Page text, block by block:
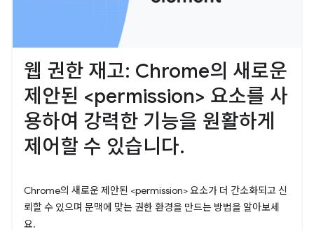
웹 권한 재고: Chrome의 새로운
제안된 <permission> 요소를 사
용하여 강력한 기능을 원활하게
제어할 수 있습니다.
Chrome의 새로운 제안된 <permission> 요소가 더 간소화되고 신
뢰할 수 있으며 문맥에 맞는 권한 환경을 만드는 방법을 알아보세
요.